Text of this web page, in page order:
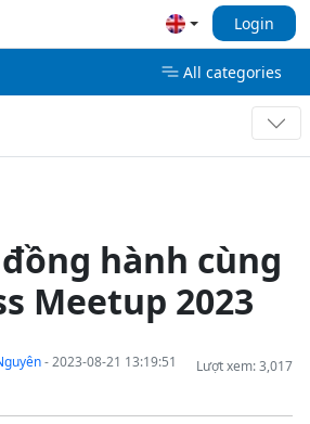
Login
All categories
đồng hành cùng
Meetup 2023
Lượt xem: 3,017
- 2023-08-21 13:19:51